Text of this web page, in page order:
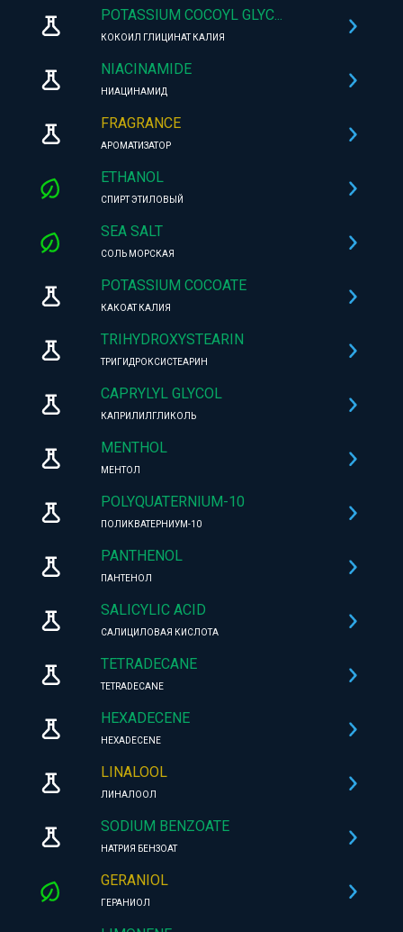
POTASSIUM COCOYL GLYC...
КОКОИЛ ГЛИЦИНАТ КАЛИЯ
NIACINAMIDE
НИАЦИНАМИД
FRAGRANCE
АРОМАТИЗАТОР
ETHANOL
СПИРТ ЭТИЛОВЫЙ
SEA SALT
СОЛЬ МОРСКАЯ
POTASSIUM COCOATE
КАКОАТ КАЛИЯ
TRIHYDROXYSTEARIN
ТРИГИДРОКСИСТЕАРИН
CAPRYLYL GLYCOL
КАПРИЛИЛГЛИКОЛЬ
MENTHOL
МЕНТОЛ
POLYQUATERNIUM-10
ПОЛИКВАТЕРНИУМ-10
PANTHENOL
ПАНТЕНОЛ
SALICYLIC ACID
САЛИЦИЛОВАЯ КИСЛОТА
TETRADECANE
TETRADECANE
HEXADECENE
HEXADECENE
LINALOOL
ЛИНАЛООЛ
SODIUM BENZOATE
НАТРИЯ БЕНЗОАТ
GERANIOL
ГЕРАНИОЛ